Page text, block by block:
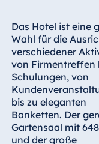
Tirana
Resort Marina
Bay
Bulgarien
Hotel Paradise
Das Hotel ist eine
Wahl für die
verschiedener
von Firmentreffen
Schulungen, von
bis zu eleganten
Banketten. Der
Gartensaal mit
und der große